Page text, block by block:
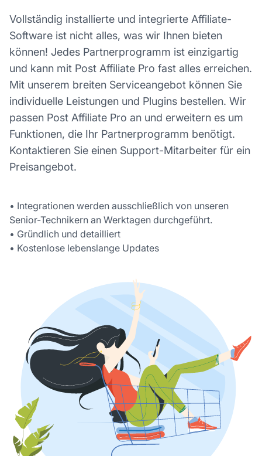
Vollständig installierte und integrierte Affiliate-
Software ist nicht alles, was wir Ihnen bieten
können! Jedes Partnerprogramm ist einzigartig
und kann mit Post Affiliate Pro fast alles erreichen.
Mit unserem breiten Serviceangebot können Sie
individuelle Leistungen und Plugins bestellen. Wir
passen Post Affiliate Pro an und erweitern es um
Funktionen, die Ihr Partnerprogramm benötigt.
Kontaktieren Sie einen Support-Mitarbeiter für ein
Preisangebot.
• Integrationen werden ausschließlich von unseren
Senior-Technikern an Werktagen durchgeführt.
• Gründlich und detailliert
• Kostenlose lebenslange Updates